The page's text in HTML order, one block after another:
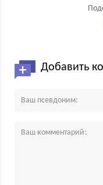
Добавить